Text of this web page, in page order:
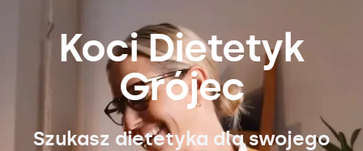
Koci Dietetyk
Grójec
Szukasz dietetyka dla swojego